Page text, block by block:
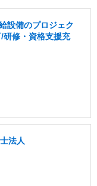
設備のプロジェク
研修・資格支援充
法人